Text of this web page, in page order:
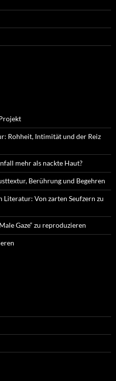
Rohheit, Intimität und der Reiz
mehr als nackte Haut?
Berührung und Begehren
Von zarten Seufzern zu
Gaze“ zu reproduzieren